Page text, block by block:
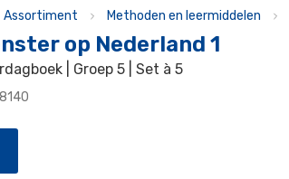
Assortiment Methoden en leermiddelen
op Nederland 1
| Groep 5 | Set à 5